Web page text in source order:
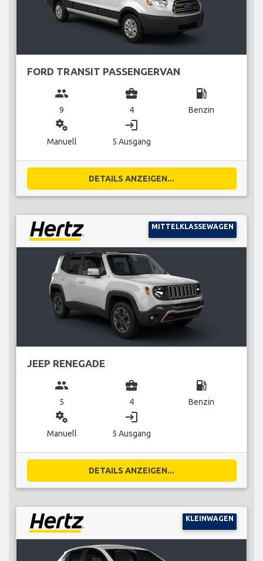
FORD TRANSIT PASSENGERVAN
group
9
business_center
4
local_gas_station
Benzin
miscellaneous_services
Manuell
login
5 Ausgang
DETAILS ANZEIGEN...
MITTELKLASSEWAGEN
JEEP RENEGADE
group
5
business_center
4
local_gas_station
Benzin
miscellaneous_services
Manuell
login
5 Ausgang
DETAILS ANZEIGEN...
KLEINWAGEN